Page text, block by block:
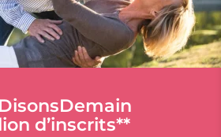
d’inscrits**